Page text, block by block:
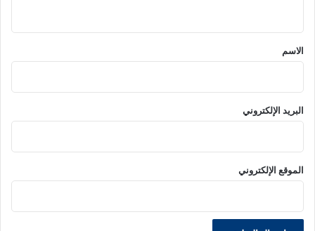
*
الاسم
البريد الإلكتروني
الموقع الإلكتروني